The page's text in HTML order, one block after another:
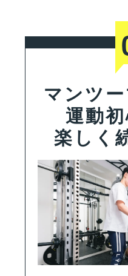
マンツ
運動
楽しく